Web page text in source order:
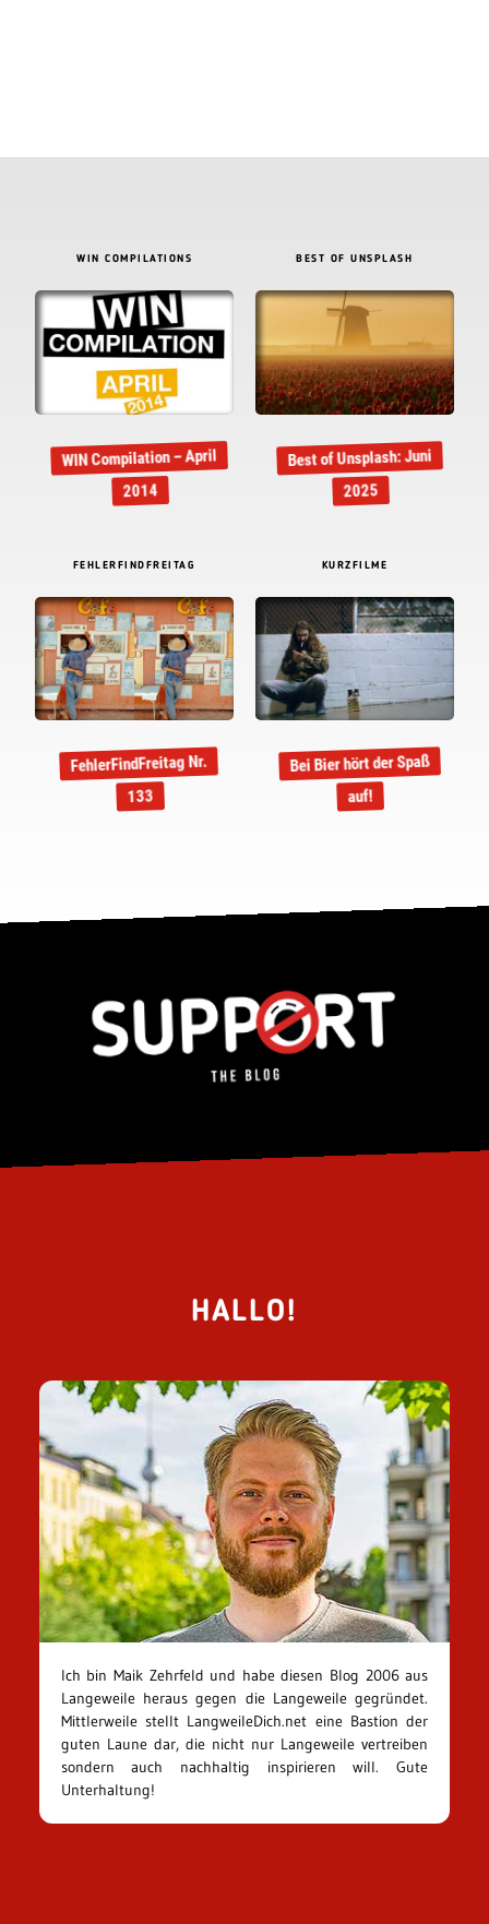
WIN COMPILATIONS
WIN Compilation – April
2014
BEST OF UNSPLASH
Best of Unsplash: Juni
2025
FEHLERFINDFREITAG
FehlerFindFreitag Nr.
133
KURZFILME
Bei Bier hört der Spaß
auf!
HALLO!
Ich bin Maik Zehrfeld und habe diesen Blog 2006 aus
Langeweile heraus gegen die Langeweile gegründet.
Mittlerweile stellt LangweileDich.net eine Bastion der
guten Laune dar, die nicht nur Langeweile vertreiben
sondern auch nachhaltig inspirieren will. Gute
Unterhaltung!